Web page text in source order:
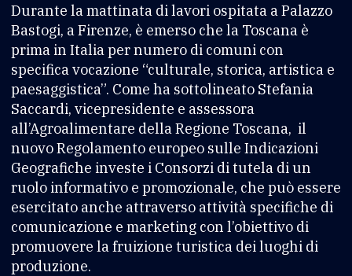
Durante la mattinata di lavori ospitata a Palazzo
Bastogi, a Firenze, è emerso che la Toscana è
prima in Italia per numero di comuni con
specifica vocazione “culturale, storica, artistica e
paesaggistica”. Come ha sottolineato Stefania
Saccardi, vicepresidente e assessora
all’Agroalimentare della Regione Toscana, il
nuovo Regolamento europeo sulle Indicazioni
Geografiche investe i Consorzi di tutela di un
ruolo informativo e promozionale, che può essere
esercitato anche attraverso attività specifiche di
comunicazione e marketing con l’obiettivo di
promuovere la fruizione turistica dei luoghi di
produzione.